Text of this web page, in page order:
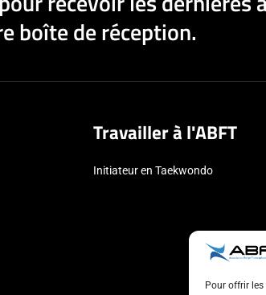
Pour offrir
boîte de réception.
Travailler à l'ABFT
Initiateur en Taekwondo